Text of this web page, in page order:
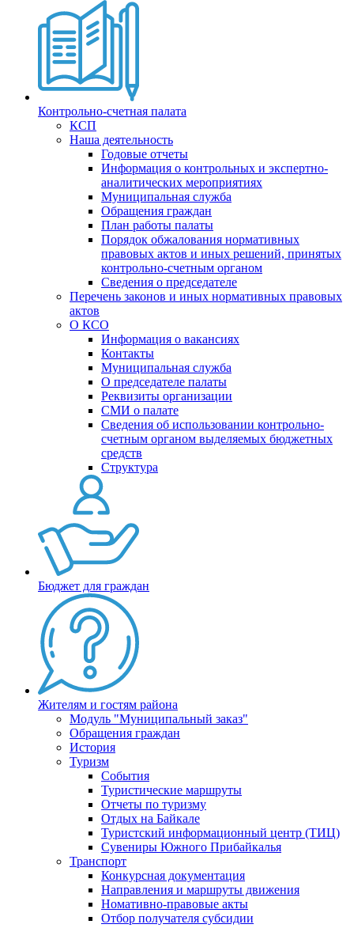
Контрольно-счетная палата
КСП
Наша деятельность
Годовые отчеты
Информация о контрольных и экспертно-
аналитических мероприятиях
Муниципальная служба
Обращения граждан
План работы палаты
Порядок обжалования нормативных
правовых актов и иных решений, принятых
контрольно-счетным органом
Сведения о председателе
Перечень законов и иных нормативных правовых
актов
О КСО
Информация о вакансиях
Контакты
Муниципальная служба
О председателе палаты
Реквизиты организации
СМИ о палате
Сведения об использовании контрольно-
счетным органом выделяемых бюджетных
средств
Структура
Бюджет для граждан
Жителям и гостям района
Модуль "Муниципальный заказ"
Обращения граждан
История
Туризм
События
Туристические маршруты
Отчеты по туризму
Отдых на Байкале
Туристский информационный центр (ТИЦ)
Сувениры Южного Прибайкалья
Транспорт
Конкурсная документация
Направления и маршруты движения
Номативно-правовые акты
Отбор получателя субсидии